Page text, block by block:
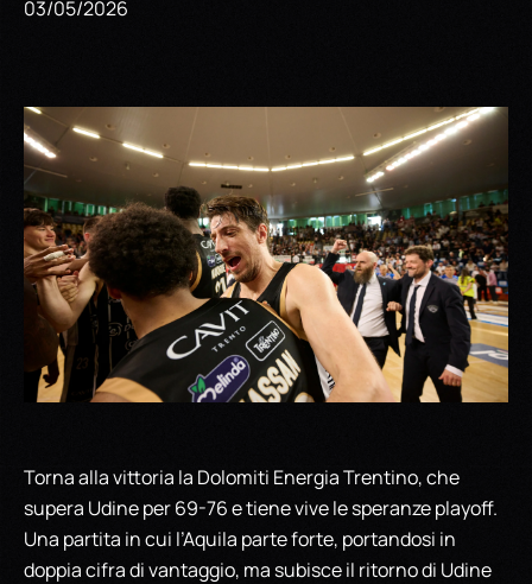
03/05/2026
Torna alla vittoria la Dolomiti Energia Trentino, che
supera Udine per 69-76 e tiene vive le speranze playoff.
Una partita in cui l’Aquila parte forte, portandosi in
doppia cifra di vantaggio, ma subisce il ritorno di Udine